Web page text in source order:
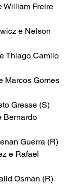
William Freire
e Nelson
Thiago Camilo
Marcos Gomes
Gresse (S)
Bernardo
Guerra (R)
e Rafael
Osman (R)